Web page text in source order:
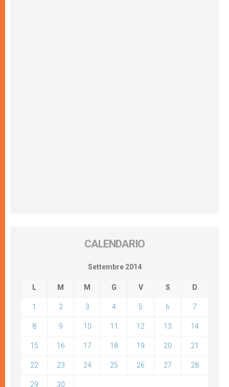
CALENDARIO
Settembre 2014
L M M G V S D
1 2 3 4 5 6 7
8 9 10 11 12 13 14
15 16 17 18 19 20 21
22 23 24 25 26 27 28
29 30